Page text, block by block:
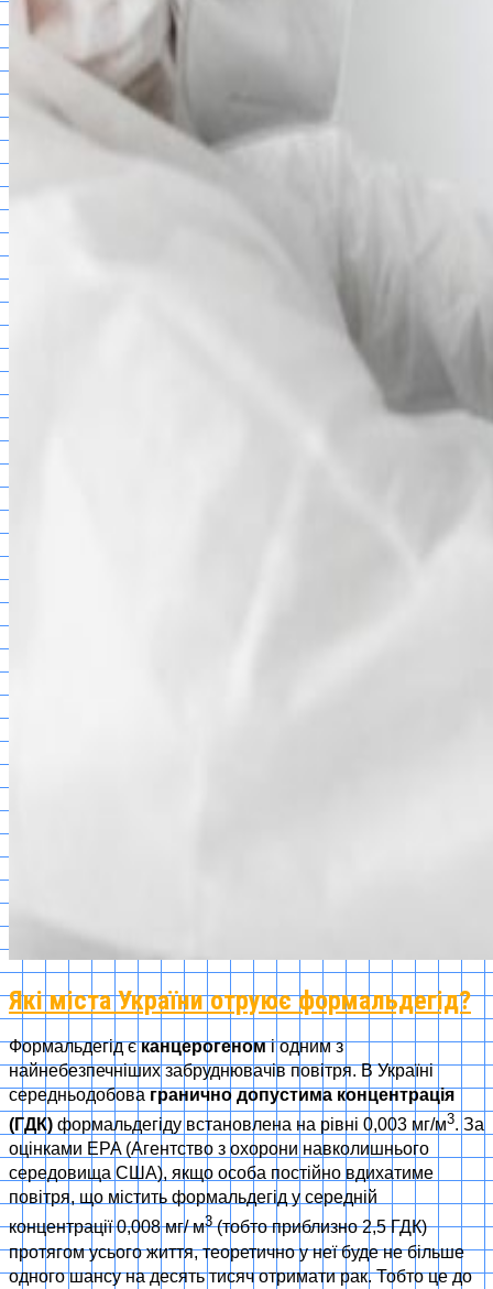
Які міста України отруює формальдегід?
Формальдегід єканцерогеномі одним з
найнебезпечніших забруднювачів повітря. В Україні
середньодобовагранично допустима концентрація
(ГДК) формальдегіду встановлена на рівні 0,003 мг/м3. За
оцінками EPA (Агентство з охорони навколишнього
середовища США), якщо особа постійно вдихатиме
повітря, що містить формальдегід у середній
концентрації 0,008 мг/ м3(тобто приблизно 2,5 ГДК)
протягом усього життя, теоретично у неї буде не більше
одного шансу на десять тисяч отримати рак. Тобто це до